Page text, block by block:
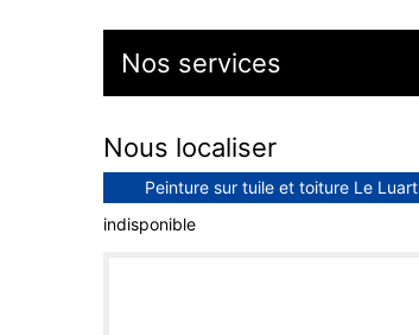
Nos services
Nous localiser
Peinture sur tuile et toiture Le Luart
indisponible